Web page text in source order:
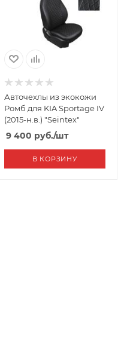
Авточехлы из экокожи
Ромб для KIA Sportage IV
(2015-н.в.) "Seintex"
9 400 руб./шт
В КОРЗИНУ